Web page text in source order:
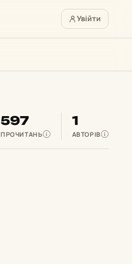
Увійти
597
ПРОЧИТАНЬ i
1
АВТОРІВ i